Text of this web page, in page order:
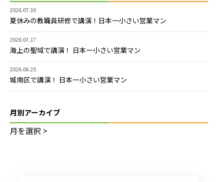
2026.07.30
夏休みの教職員研修で講演！日本一小さい営業マン
2026.07.17
海上の聖域で講演！ 日本一小さい営業マン
2026.06.25
城南区で講演！ 日本一小さい営業マン
月別アーカイブ